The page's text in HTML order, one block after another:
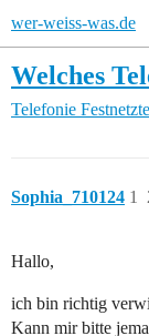
wer-weiss-was.de
Welches
Telefonie
Sophia_710124 1
Hallo,
ich bin richtig
Kann mir bitte